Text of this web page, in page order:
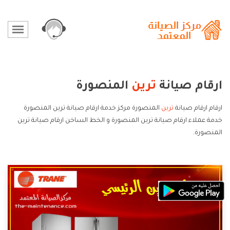
ارقام صيانة ترين المنصورة
ارقام ارقام صيانة ترين المنصورة مركز خدمة ارقام صيانة ترين المنصورة
خدمة عملاء ارقام صيانة ترين المنصورة و الخط الساخن ارقام صيانة ترين
المنصورة.